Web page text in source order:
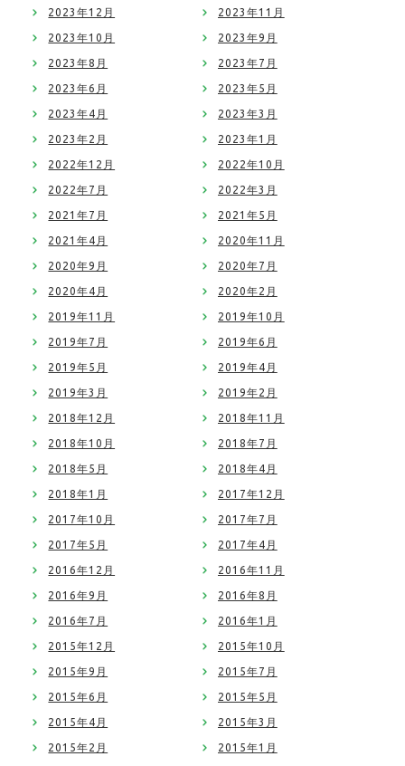
2023年12月 2023年11月
2023年10月 2023年9月
2023年8月 2023年7月
2023年6月 2023年5月
2023年4月 2023年3月
2023年2月 2023年1月
2022年12月 2022年10月
2022年7月 2022年3月
2021年7月 2021年5月
2021年4月 2020年11月
2020年9月 2020年7月
2020年4月 2020年2月
2019年11月 2019年10月
2019年7月 2019年6月
2019年5月 2019年4月
2019年3月 2019年2月
2018年12月 2018年11月
2018年10月 2018年7月
2018年5月 2018年4月
2018年1月 2017年12月
2017年10月 2017年7月
2017年5月 2017年4月
2016年12月 2016年11月
2016年9月 2016年8月
2016年7月 2016年1月
2015年12月 2015年10月
2015年9月 2015年7月
2015年6月 2015年5月
2015年4月 2015年3月
2015年2月 2015年1月